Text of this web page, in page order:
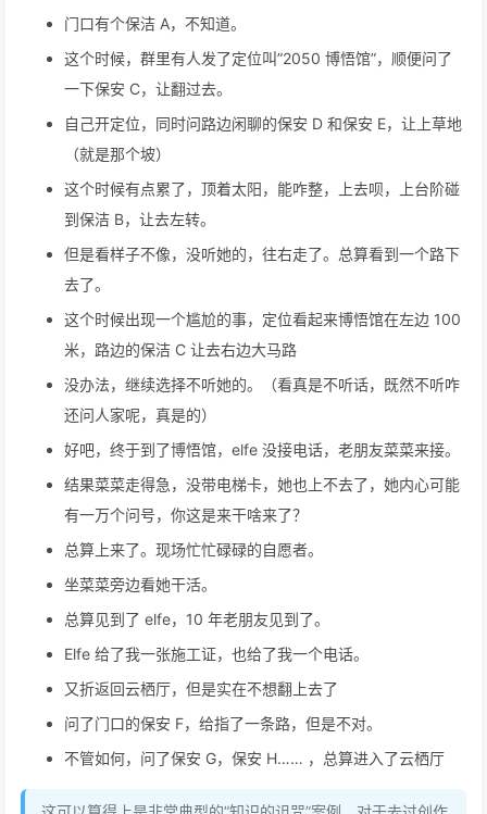
门口有个保洁 A，不知道。
这个时候，群里有人发了定位叫”2050 博悟馆”，顺便问了
一下保安 C，让翻过去。
自己开定位，同时问路边闲聊的保安 D 和保安 E，让上草地
（就是那个坡）
这个时候有点累了，顶着太阳，能咋整，上去呗，上台阶碰
到保洁 B，让去左转。
但是看样子不像，没听她的，往右走了。总算看到一个路下
去了。
这个时候出现一个尴尬的事，定位看起来博悟馆在左边 100
米，路边的保洁 C 让去右边大马路
没办法，继续选择不听她的。（看真是不听话，既然不听咋
还问人家呢，真是的）
好吧，终于到了博悟馆，elfe 没接电话，老朋友菜菜来接。
结果菜菜走得急，没带电梯卡，她也上不去了，她内心可能
有一万个问号，你这是来干啥来了？
总算上来了。现场忙忙碌碌的自愿者。
坐菜菜旁边看她干活。
总算见到了 elfe，10 年老朋友见到了。
Elfe 给了我一张施工证，也给了我一个电话。
又折返回云栖厅，但是实在不想翻上去了
问了门口的保安 F，给指了一条路，但是不对。
不管如何，问了保安 G，保安 H…… ，总算进入了云栖厅